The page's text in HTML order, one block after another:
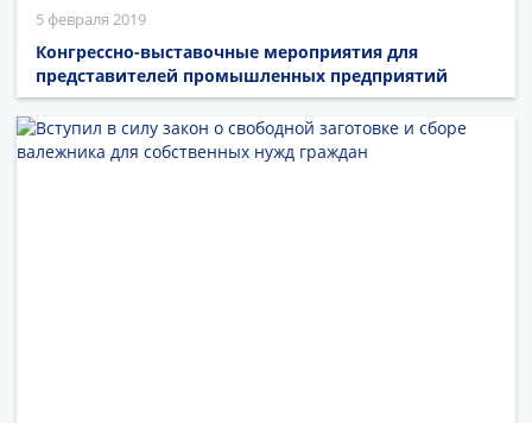
5 февраля 2019
Конгрессно-выставочные мероприятия для
представителей промышленных предприятий